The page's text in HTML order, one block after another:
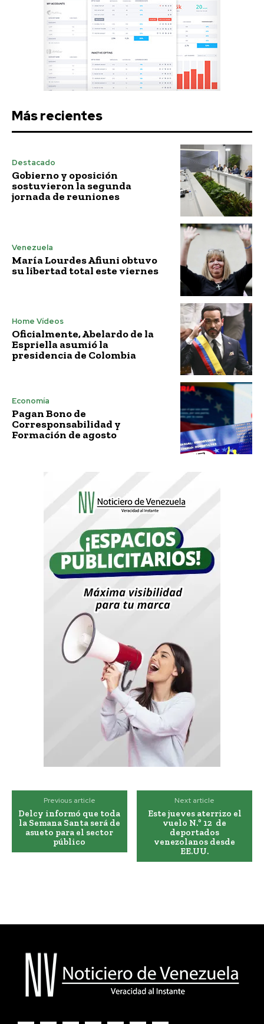
Más recientes
Destacado
Gobierno y oposición
sostuvieron la segunda
jornada de reuniones
Venezuela
María Lourdes Afiuni obtuvo
su libertad total este viernes
Home Vídeos
Oficialmente, Abelardo de la
Espriella asumió la
presidencia de Colombia
Economía
Pagan Bono de
Corresponsabilidad y
Formación de agosto
Previous article
Delcy informó que toda
la Semana Santa será de
asueto para el sector
público
Next article
Este jueves aterrizo el
vuelo N.º 12 de
deportados
venezolanos desde
EE.UU.